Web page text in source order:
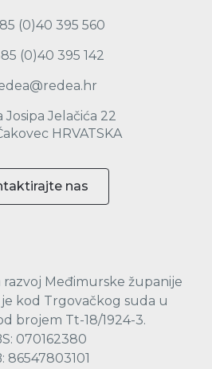
(0)40 395 560
(0)40 395 142
Josipa Jelačića 22
HRVATSKA
nas
razvoj Međimurske županije
je kod Trgovačkog suda u
brojem Tt-18/1924-3.
070162380
86547803101